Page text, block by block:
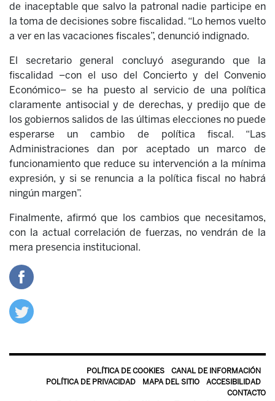
de inaceptable que salvo la patronal nadie participe en
la toma de decisiones sobre fiscalidad. “Lo hemos vuelto
a ver en las vacaciones fiscales”, denunció indignado.
El secretario general concluyó asegurando que la
fiscalidad –con el uso del Concierto y del Convenio
Económico– se ha puesto al servicio de una política
claramente antisocial y de derechas, y predijo que de
los gobiernos salidos de las últimas elecciones no puede
esperarse un cambio de política fiscal. “Las
Administraciones dan por aceptado un marco de
funcionamiento que reduce su intervención a la mínima
expresión, y si se renuncia a la política fiscal no habrá
ningún margen”.
Finalmente, afirmó que los cambios que necesitamos,
con la actual correlación de fuerzas, no vendrán de la
mera presencia institucional.
POLÍTICA DE COOKIES
CANAL DE INFORMACIÓN
POLÍTICA DE PRIVACIDAD
MAPA DEL SITIO
ACCESIBILIDAD
CONTACTO